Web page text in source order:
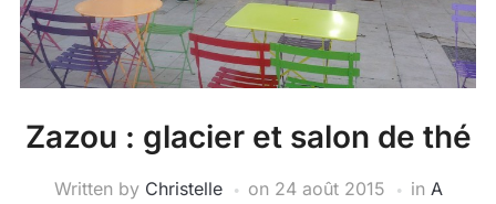
Zazou : glacier et salon de thé
Written by Christelle on 24 août 2015 in A